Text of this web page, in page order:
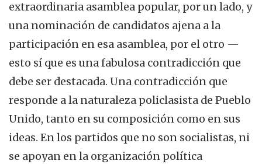
extraordinaria asamblea popular, por un lado, y
una nominación de candidatos ajena a la
participación en esa asamblea, por el otro —
esto sí que es una fabulosa contradicción que
debe ser destacada. Una contradicción que
responde a la naturaleza policlasista de Pueblo
Unido, tanto en su composición como en sus
ideas. En los partidos que no son socialistas, ni
se apoyan en la organización política